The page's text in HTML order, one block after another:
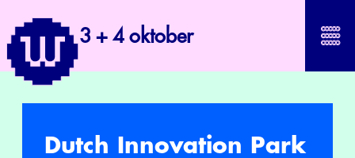
3 + 4 oktober
Dutch Innovation Park